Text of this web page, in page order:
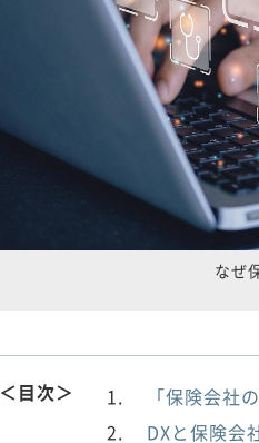
なぜ
＜目次＞
「保険会社
DXと保険会